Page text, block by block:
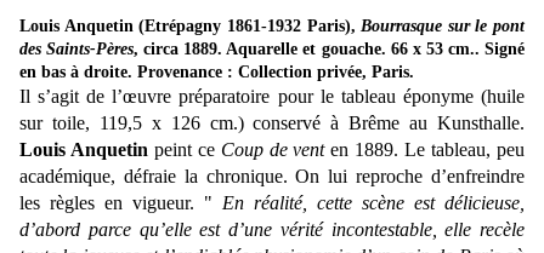
Louis Anquetin (Etrépagny 1861-1932 Paris),Bourrasque sur le pont
des Saints-Pères, circa 1889. Aquarelle et gouache. 66 x 53 cm.. Signé
en bas à droite. Provenance : Collection privée, Paris.
Il s’agit de l’œuvre préparatoire pour le tableau éponyme (huile
sur toile, 119,5 x 126 cm.) conservé à Brême au Kunsthalle.
Louis Anquetin peint ce Coup de venten 1889. Le tableau, peu
académique, défraie la chronique. On lui reproche d’enfreindre
les règles en vigueur. " En réalité, cette scène est délicieuse,
d’abord parce qu’elle est d’une vérité incontestable, elle recèle